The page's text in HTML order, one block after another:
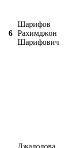
6
Шарифов
Рахимджон
Шарифович